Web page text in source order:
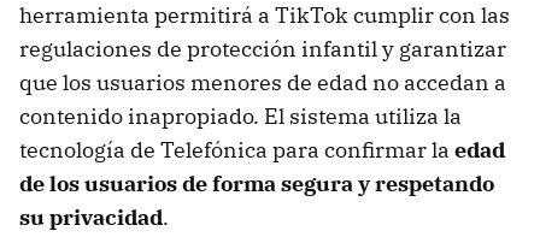
herramienta permitirá a TikTok cumplir con las
regulaciones de protección infantil y garantizar
que los usuarios menores de edad no accedan a
contenido inapropiado. El sistema utiliza la
tecnología de Telefónica para confirmar la edad
de los usuarios de forma segura y respetando
su privacidad.